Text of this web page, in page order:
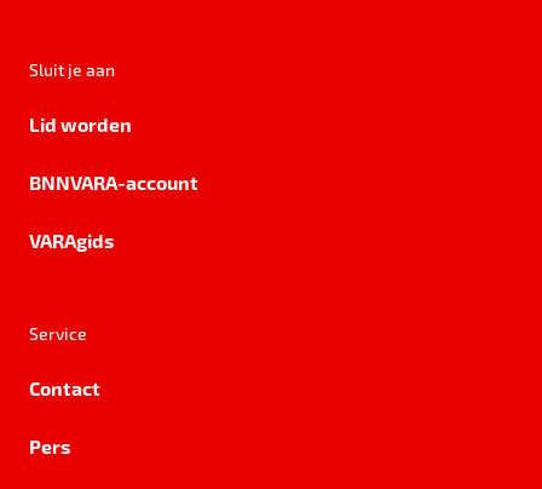
Sluit je aan
Lid worden
BNNVARA-account
VARAgids
Service
Contact
Pers